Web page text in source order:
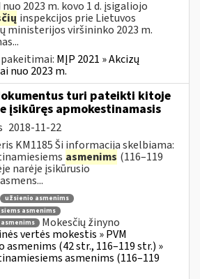
2023 m. kovo 1 d. įsigaliojo
inspekcijos prie Lietuvos
ministerijos viršininko 2023 m.
MĮP 2021 » Akcizų
nuo 2023 m.
turi pateikti kitoje
įsikūręs apmokestinamasis
2018-11-22
KM1185 Ši informacija skelbiama:
asmenims (116–119
narėje įsikūrusio
užsienio asmenims
asmenims
Mokesčių žinyno
vertės mokestis » PVM
(42 str., 116–119 str.) »
asmenims (116–119